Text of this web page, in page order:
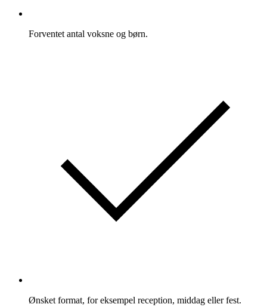
Forventet antal voksne og børn.
Ønsket format, for eksempel reception, middag eller fest.